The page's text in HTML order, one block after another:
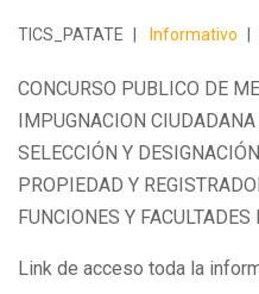
TICS_PATATE Informativo
CONCURSO PUBLICO DE
IMPUGNACION
SELECCIÓN Y
PROPIEDAD Y
FUNCIONES Y
Link de acceso toda la